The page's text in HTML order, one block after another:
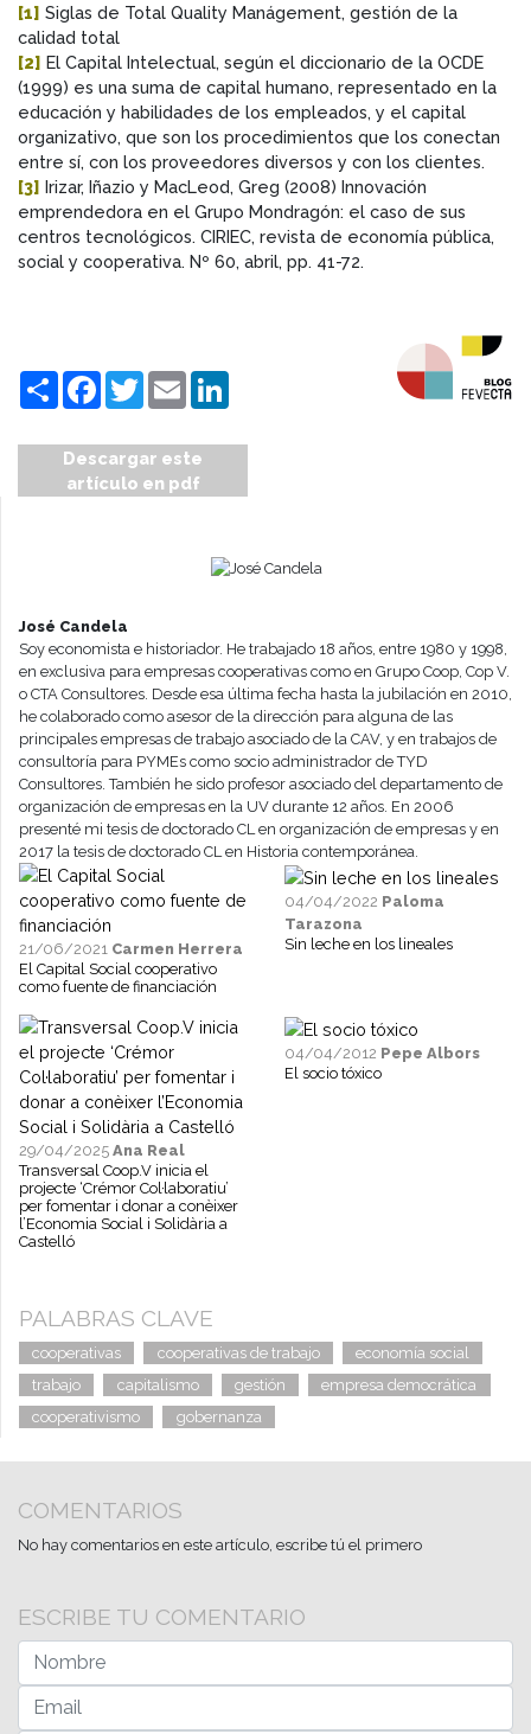
[1] Siglas de Total Quality Manágement, gestión de la
calidad total
[2] El Capital Intelectual, según el diccionario de la OCDE
(1999) es una suma de capital humano, representado en la
educación y habilidades de los empleados, y el capital
organizativo, que son los procedimientos que los conectan
entre sí, con los proveedores diversos y con los clientes.
[3] Irizar, Iñazio y MacLeod, Greg (2008) Innovación
emprendedora en el Grupo Mondragón: el caso de sus
centros tecnológicos. CIRIEC, revista de economía pública,
social y cooperativa. Nº 60, abril, pp. 41-72.
CompartirFacebook
TwitterEmail
Descargar este
artículo en pdf
José Candela
Soy economista e historiador. He trabajado 18 años, entre 1980 y 1998,
en exclusiva para empresas cooperativas como en Grupo Coop, Cop V.
o CTA Consultores. Desde esa última fecha hasta la jubilación en 2010,
he colaborado como asesor de la dirección para alguna de las
principales empresas de trabajo asociado de la CAV, y en trabajos de
consultoría para PYMEs como socio administrador de TYD
Consultores. También he sido profesor asociado del departamento de
organización de empresas en la UV durante 12 años. En 2006
presenté mi tesis de doctorado CL en organización de empresas y en
2017 la tesis de doctorado CL en Historia contemporánea.
21/06/2021 Carmen Herrera
El Capital Social cooperativo
como fuente de financiación
04/04/2022 Paloma
Tarazona
Sin leche en los lineales
29/04/2025 Ana Real
Transversal Coop.V inicia el
projecte ‘Crémor Col·laboratiu’
per fomentar i donar a conèixer
l’Economia Social i Solidària a
Castelló
04/04/2012 Pepe Albors
El socio tóxico
PALABRAS CLAVE
cooperativas cooperativas de trabajo
economía social
trabajo
capitalismo gestión
empresa democrática
cooperativismo
gobernanza
COMENTARIOS
No hay comentarios en este artículo, escribe tú el primero
ESCRIBE TU COMENTARIO